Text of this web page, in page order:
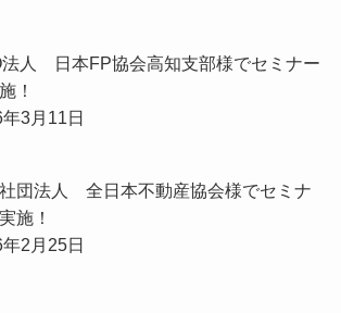
法人 日本FP協会高知支部様でセミナー
！
3月11日
団法人 全日本不動産協会様でセミナ
施！
2月25日